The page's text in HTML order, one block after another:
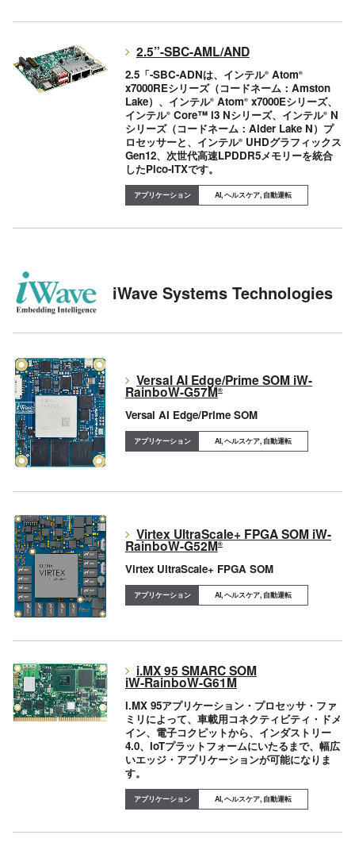
2.5”-SBC-AML/AND
2.5「-SBC-ADNは、インテル®Atom®
x7000REシリーズ（コードネーム：Amston
Lake）、インテル®Atom®x7000Eシリーズ、
インテル®Core™ i3 Nシリーズ、インテル®N
シリーズ（コードネーム：Alder Lake N）プ
ロセッサーと、インテル®UHDグラフィックス
Gen12、次世代高速LPDDR5メモリーを統合
したPico-ITXです。
AI, ヘルスケア, 自動運転
iWave Systems Technologies
Versal AI Edge/Prime SOM iW-
RainboW-G57M®
Versal AI Edge/Prime SOM
AI, ヘルスケア, 自動運転
Virtex UltraScale+ FPGA SOM iW-
RainboW-G52M®
Virtex UltraScale+ FPGA SOM
AI, ヘルスケア, 自動運転
i.MX 95 SMARC SOM
iW-RainboW-G61M
i.MX 95アプリケーション・プロセッサ・ファ
ミリによって、車載用コネクティビティ・ドメ
イン、電子コクピットから、インダストリー
4.0、IoTプラットフォームにいたるまで、幅広
いエッジ・アプリケーションが可能になりま
す。
AI, ヘルスケア, 自動運転